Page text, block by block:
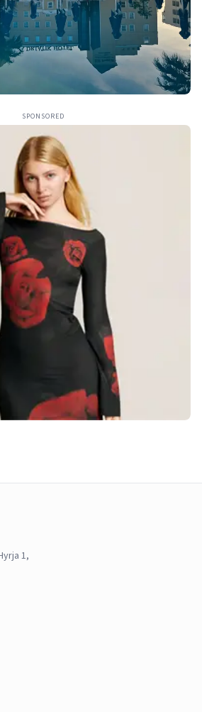
SPONSORED
1,